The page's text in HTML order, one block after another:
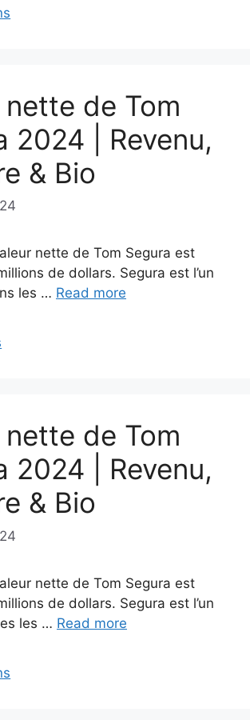
nette de Tom
2024 | Revenu,
& Bio
nette de Tom Segura est
de dollars. Segura est l’un
les … Read more
nette de Tom
2024 | Revenu,
& Bio
nette de Tom Segura est
de dollars. Segura est l’un
les … Read more